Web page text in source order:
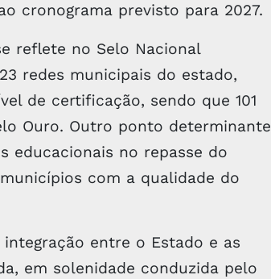
cronograma previsto para 2027.
reflete no Selo Nacional
redes municipais do estado,
de certificação, sendo que 101
Ouro. Outro ponto determinante
educacionais no repasse do
com a qualidade do
entre o Estado e as
em solenidade conduzida pelo